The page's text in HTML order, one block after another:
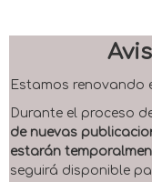
Estamos renovando
Durante el proceso
de nuevas
estarán
seguirá disponible